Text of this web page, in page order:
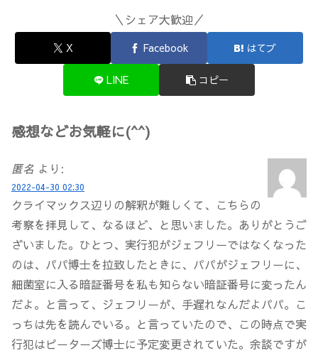
＼シェア大歓迎／
X Facebook はてブ
LINE コピー
感想などお気軽に(^^)
匿名 より:
2022-04-30 02:30
クライマックス辺りの解釈が難しくて、こちらの
考察を拝見して、なるほど、と思いました。ありがとうご
ざいました。ひとつ、実行犯がジェフリーではなくなった
のは、パパ博士を拉致したときに、パパがジェフリーに、
細菌室に入る暗証番号を私も知らない暗証番号に変ったん
だよ。と言って、ジェフリーが、手遅れなんだよパパ。こ
っちは先を読んでいる。と言っていたので、この時点で実
行犯はピーターズ博士に予定変更されていた。余談ですが